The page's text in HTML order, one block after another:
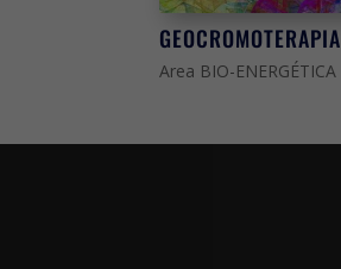
GEOCROMOTERAPIA
Area BIO-ENERGÉTICA